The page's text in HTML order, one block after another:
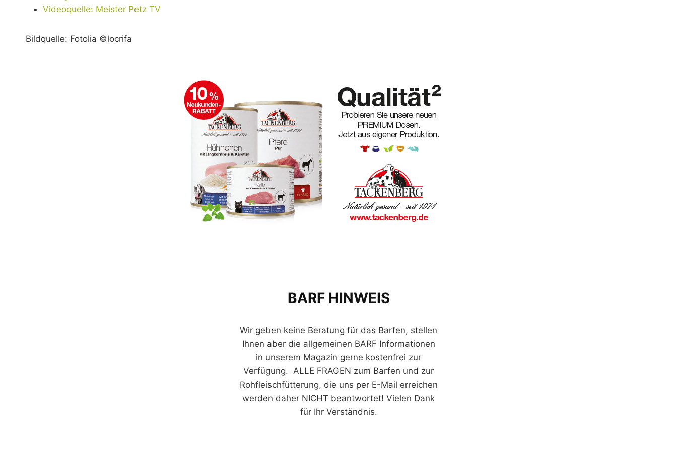
Videoquelle: Meister Petz TV
Bildquelle: Fotolia ©locrifa
BARF HINWEIS
Wir geben keine Beratung für das Barfen, stellen
Ihnen aber die allgemeinen BARF Informationen
in unserem Magazin gerne kostenfrei zur
Verfügung. ALLE FRAGEN zum Barfen und zur
Rohfleischfütterung, die uns per E-Mail erreichen
werden daher NICHT beantwortet! Vielen Dank
für Ihr Verständnis.